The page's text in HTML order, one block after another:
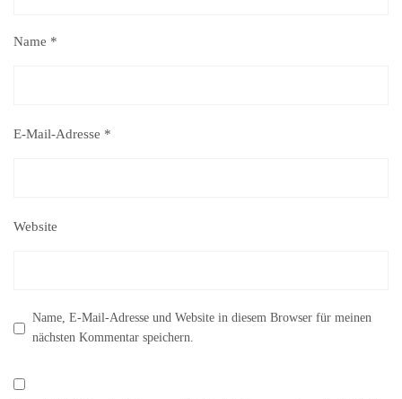
Name *
E-Mail-Adresse *
Website
Name, E-Mail-Adresse und Website in diesem Browser für meinen
nächsten Kommentar speichern.